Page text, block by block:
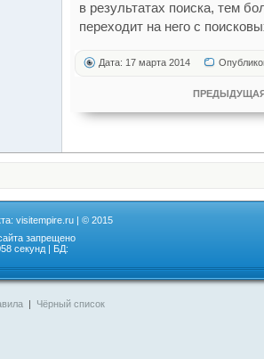
в результатах поиска, тем
переходит на него с
Дата: 17 марта 2014
visitempire.ru | © 2015
запрещено
секунд | БД:
| Чёрный список